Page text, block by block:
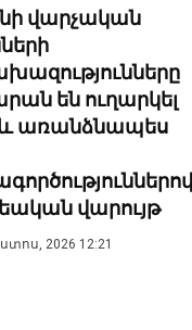
վարչական
են ուղարկել
առանձնապես
վարույթ
2026 12:21